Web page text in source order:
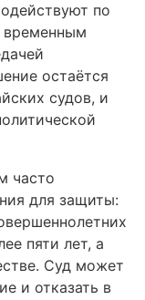
по
временным
остаётся
судов, и
часто
для защиты:
пяти лет, а
Суд может
и отказать в